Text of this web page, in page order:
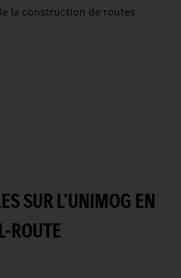
la construction de routes
SUR L’UNIMOG EN
ROUTE